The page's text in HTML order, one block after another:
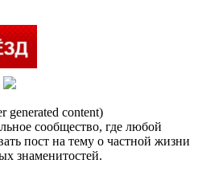
generated content)
сообщество, где любой
пост на тему о частной жизни
знаменитостей.